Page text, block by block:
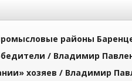
районы
/ Владимир
хозяев / Владимир